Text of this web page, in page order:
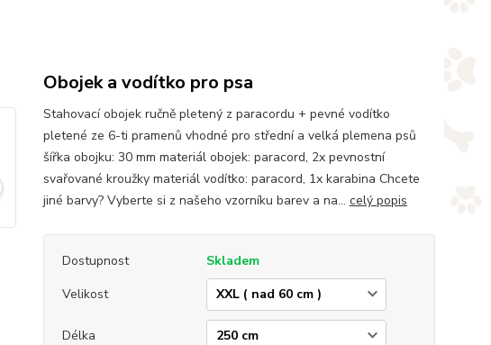
Obojek a vodítko pro psa
Stahovací obojek ručně pletený z paracordu + pevné vodítko
pletené ze 6-ti pramenů vhodné pro střední a velká plemena psů
šířka obojku: 30 mm materiál obojek: paracord, 2x pevnostní
svařované kroužky materiál vodítko: paracord, 1x karabina Chcete
jiné barvy? Vyberte si z našeho vzorníku barev a na... celý popis
Dostupnost
Skladem
Velikost
Délka